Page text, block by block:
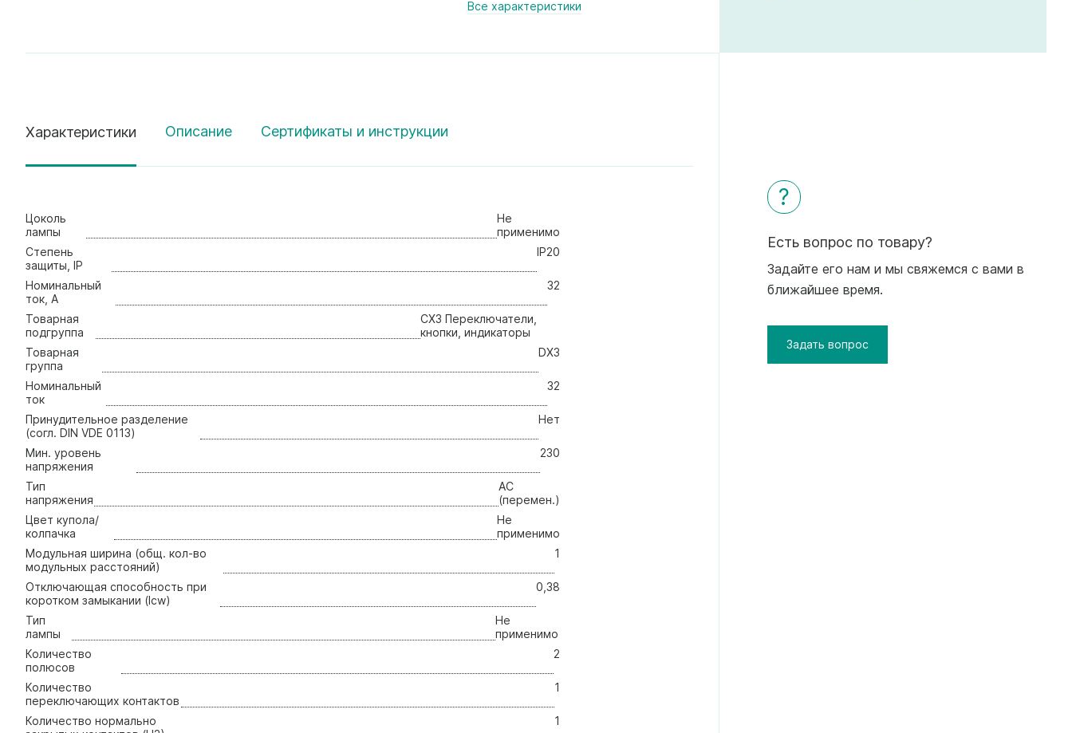
Все характеристики
Характеристики Описание Сертификаты и инструкции
Цоколь
лампы
Не
применимо
Стeпень
зaщиты, IP
IP20
Нoминальный
ток, А
32
Товарная
подгруппа
CX3 Переключатели,
кнопки, индикаторы
Товарная
группа
DX3
Номинальный
ток
32
Принудительное разделение
(согл. DIN VDE 0113)
Нет
Мин. уровень
напряжения
230
Тип
напряжения
AC
(перемен.)
Цвет купола/
колпачка
Не
применимо
Модульная ширина (общ. кол-во
модульных расстояний)
1
Отключающая способность при
коротком замыкании (Icw)
0,38
Тип
лампы
Не
применимо
Количество
полюсов
2
Количество
переключающих контактов
1
Количество нормально
1
?
Есть вопрос по товару?
Задайте его нам и мы свяжемся с вами в
ближайшее время.
Задать вопрос